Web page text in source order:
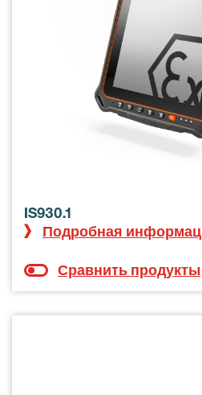
IS930.1
Подробная